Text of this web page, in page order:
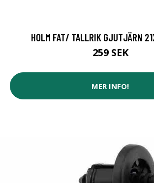
HOLM FAT/ TALLRIK GJUTJÄRN
259 SEK
MER INFO!